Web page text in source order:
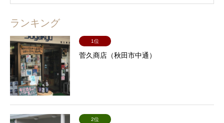
ランキング
1位
菅久商店（秋田市中通）
2位